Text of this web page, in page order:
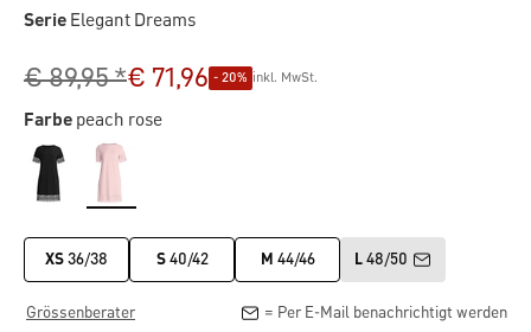
Serie Elegant Dreams
€ 89,95 *€ 71,96 - 20% inkl. MwSt.
Farbe peach rose
XS 36/38 S40/42 M 44/46 L 48/50
Grössenberater = Per E-Mail benachrichtigt werden